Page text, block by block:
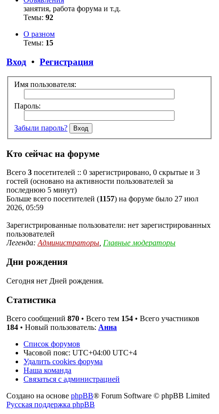
занятия, работа форума и т.д.
Темы: 92
О разном
Темы: 15
Вход • Регистрация
Имя пользователя:
Пароль:
Забыли пароль?
Кто сейчас на форуме
Всего 3 посетителей :: 0 зарегистрировано, 0 скрытые и 3
гостей (основано на активности пользователей за
последнюю 5 минут)
Больше всего посетителей (1157) на форуме было 27 июл
2026, 05:59
Зарегистрированные пользователи: нет зарегистрированных
пользователей
Легенда:Администраторы, Главные модераторы
Дни рождения
Сегодня нет Дней рождения.
Статистика
Всего сообщений 870 • Всего тем 154 • Всего участников
184 • Новый пользователь: Анна
Список форумов
Часовой пояс: UTC+04:00 UTC+4
Удалить cookies форума
Наша команда
Связаться с администрацией
Создано на основе phpBB® Forum Software © phpBB Limited
Русская поддержка phpBB